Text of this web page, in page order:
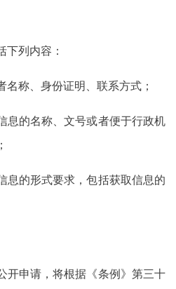
列内容：
称、身份证明、联系方式；
的名称、文号或者便于行政机
的形式要求，包括获取信息的
开申请，将根据《条例》第三十